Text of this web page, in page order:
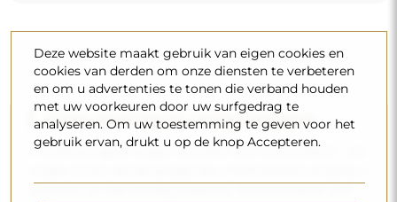
Gratis levering en veilig transport
U hoeft zich geen zorgen te maken over het transport – wij
Deze website maakt gebruik van eigen cookies en
cookies van derden om onze diensten te verbeteren
en om u advertenties te tonen die verband houden
met uw voorkeuren door uw surfgedrag te
analyseren. Om uw toestemming te geven voor het
gebruik ervan, drukt u op de knop Accepteren.